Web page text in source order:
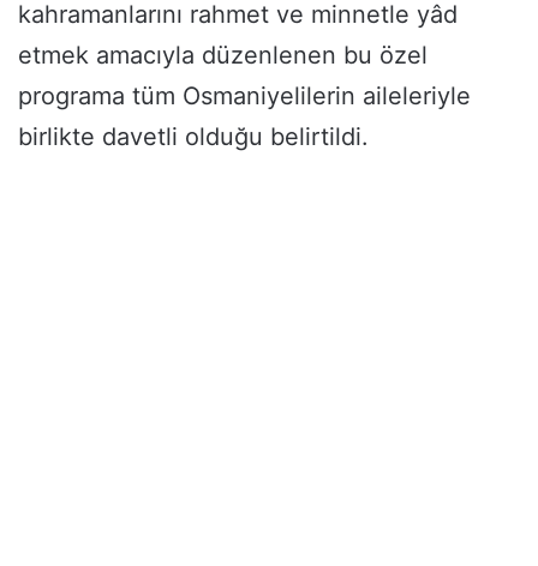
kahramanlarını rahmet ve minnetle yâd
etmek amacıyla düzenlenen bu özel
programa tüm Osmaniyelilerin aileleriyle
birlikte davetli olduğu belirtildi.